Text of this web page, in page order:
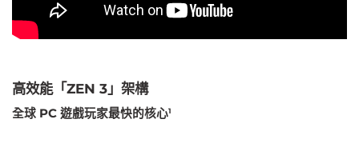
高效能「ZEN 3」架構
全球 PC 遊戲玩家最快的核心1